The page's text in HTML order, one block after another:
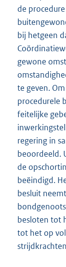
de
bij hetgeen
gewone
te geven.
procedurele
feitelijke
regering in
beoordeeld.
de
beëindigd.
besluit
besloten tot
tot het op